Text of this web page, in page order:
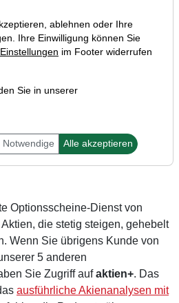
Optionsscheine-Dienst von
die stetig steigen, gehebelt
Wenn Sie übrigens Kunde von
5 anderen
Sie Zugriff aufaktien+. Das
ausführliche Akienanalysen mit
ablehnen oder Ihre
Ihre Einwilligung können Sie
im Footer widerrufen
Sie in unserer
Notwendige Alle akzeptieren